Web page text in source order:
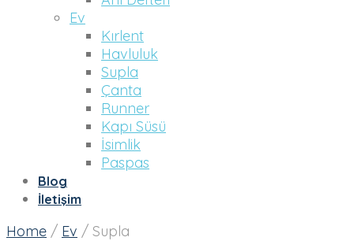
Ev
Kırlent
Havluluk
Supla
Çanta
Runner
Kapı Süsü
İsimlik
Paspas
Blog
İletişim
Home / Ev / Supla